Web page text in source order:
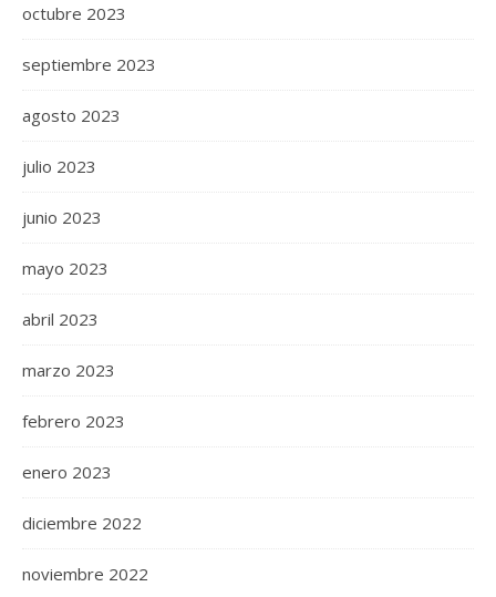
octubre 2023
septiembre 2023
agosto 2023
julio 2023
junio 2023
mayo 2023
abril 2023
marzo 2023
febrero 2023
enero 2023
diciembre 2022
noviembre 2022